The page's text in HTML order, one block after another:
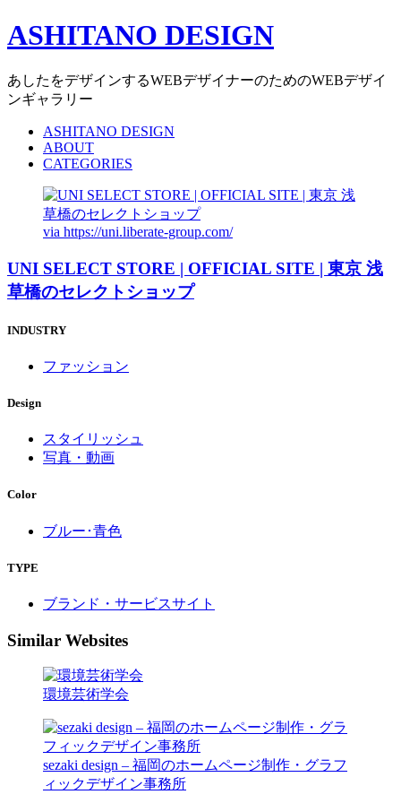
ASHITANO DESIGN
あしたをデザインするWEBデザイナーのためのWEBデザイ
ンギャラリー
ASHITANO DESIGN
ABOUT
CATEGORIES
via https://uni.liberate-group.com/
UNI SELECT STORE | OFFICIAL SITE | 東京 浅
草橋のセレクトショップ
INDUSTRY
ファッション
Design
スタイリッシュ
写真・動画
Color
ブルー･青色
TYPE
ブランド・サービスサイト
Similar Websites
環境芸術学会
sezaki design – 福岡のホームページ制作・グラフ
ィックデザイン事務所